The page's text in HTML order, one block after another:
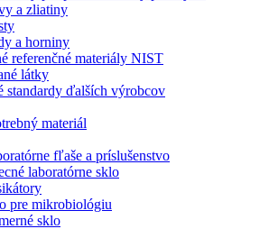
a zliatiny
a horniny
referenčné materiály NIST
látky
standardy ďalších výrobcov
materiál
fľaše a príslušenstvo
laboratórne sklo
pre mikrobiológiu
sklo